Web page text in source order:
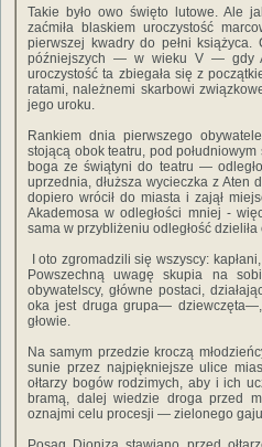
Takie było owo święto lutowe. Ale
zaćmiła blaskiem uroczystość
pierwszej kwadry do pełni
późniejszych — w wieku V — gdy
uroczystość ta zbiegała się z
ratami, należnemi skarbowi
jego uroku.
Rankiem dnia pierwszego
stojącą obok teatru, pod
boga ze świątyni do teatru —
uprzednia, dłuższa wycieczka z Aten
dopiero wrócił do miasta i zajął
Akademosa w odległości mniej -
sama w przybliżeniu odległość
I oto zgromadzili się wszyscy:
Powszechną uwagę skupia na
obywatelscy, główne postaci,
oka jest druga grupa—
głowie.
Na samym przedzie kroczą
sunie przez najpiękniejsze ulice
ołtarzy bogów rodzimych, aby i ich
bramą, dalej wiedzie droga przed
oznajmi celu procesji — zielonego